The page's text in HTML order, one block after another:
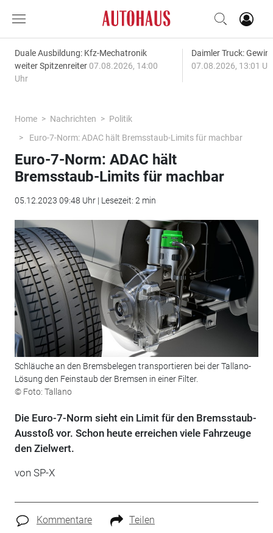
Duale Ausbildung: Kfz-Mechatronik
weiter Spitzenreiter 07.08.2026, 14:00
Uhr
Daimler Truck:
07.08.2026, 13:01
Home Nachrichten
Politik
Euro-7-Norm: ADAC hält Bremsstaub-Limits für machbar
Euro-7-Norm: ADAC hält
Bremsstaub-Limits für machbar
05.12.2023 09:48 Uhr | Lesezeit: 2 min
Schläuche an den Bremsbelegen transportieren bei der Tallano-
Lösung den Feinstaub der Bremsen in einer Filter.
© Foto: Tallano
Die Euro-7-Norm sieht ein Limit für den Bremsstaub-
Ausstoß vor. Schon heute erreichen viele Fahrzeuge
den Zielwert.
von SP-X
Kommentare Teilen